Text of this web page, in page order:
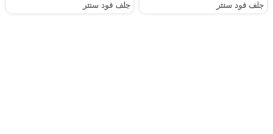
جلف فود سنتر جلف فود سنتر